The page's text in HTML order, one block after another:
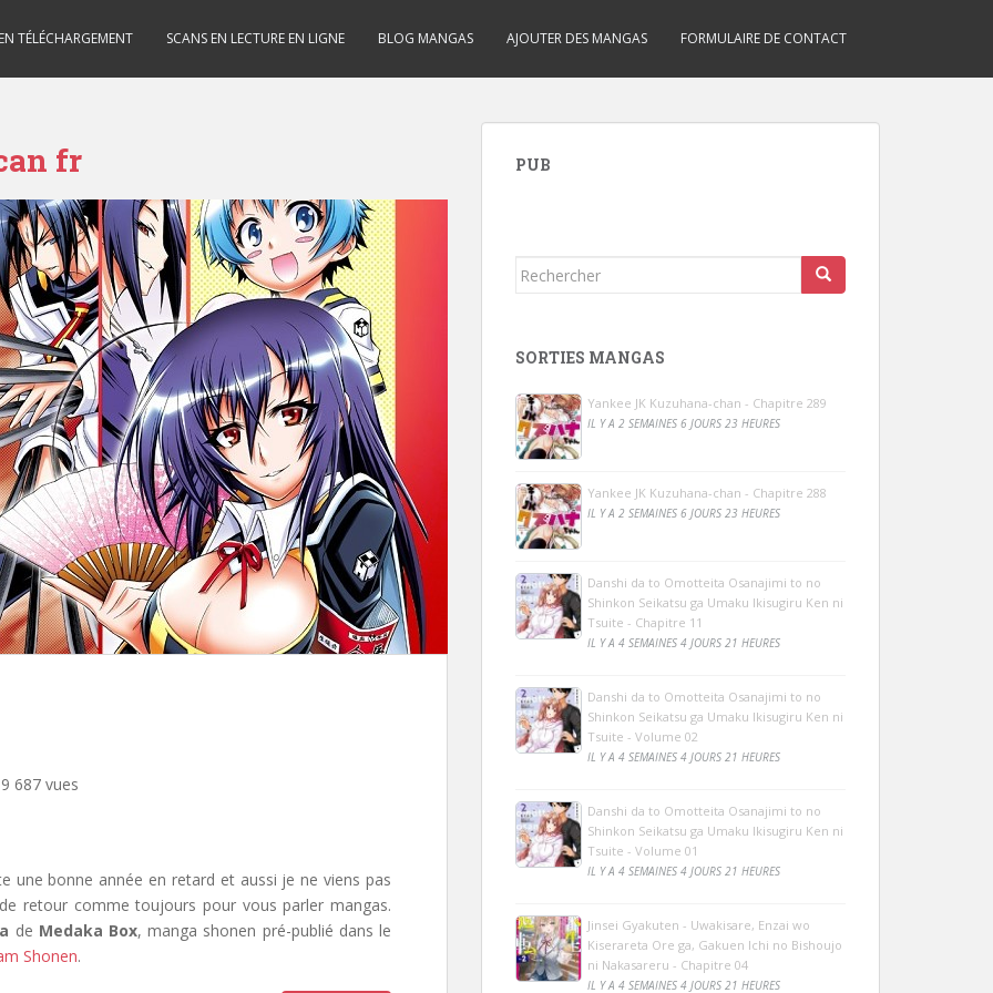
TÉLÉCHARGEMENT SCANS EN LECTURE EN LIGNE BLOG MANGAS AJOUTER DES MANGAS FORMULAIRE DE CONTACT
fr
9 687 vues
une bonne année en retard et aussi je ne viens pas
retour comme toujours pour vous parler mangas.
de Medaka Box, manga shonen pré-publié dans le
Shonen.
PUB
Rechercher...
SORTIES MANGAS
Yankee JK Kuzuhana-chan - Chapitre 289
IL Y A 2 SEMAINES 6 JOURS 23 HEURES
Yankee JK Kuzuhana-chan - Chapitre 288
IL Y A 2 SEMAINES 6 JOURS 23 HEURES
Danshi da to Omotteita Osanajimi to no
Shinkon Seikatsu ga Umaku Ikisugiru Ken ni
Tsuite - Chapitre 11
IL Y A 4 SEMAINES 4 JOURS 21 HEURES
Danshi da to Omotteita Osanajimi to no
Shinkon Seikatsu ga Umaku Ikisugiru Ken ni
Tsuite - Volume 02
IL Y A 4 SEMAINES 4 JOURS 21 HEURES
Danshi da to Omotteita Osanajimi to no
Shinkon Seikatsu ga Umaku Ikisugiru Ken ni
Tsuite - Volume 01
IL Y A 4 SEMAINES 4 JOURS 21 HEURES
Jinsei Gyakuten - Uwakisare, Enzai wo
Kiserareta Ore ga, Gakuen Ichi no Bishoujo
ni Nakasareru - Chapitre 04
IL Y A 4 SEMAINES 4 JOURS 21 HEURES